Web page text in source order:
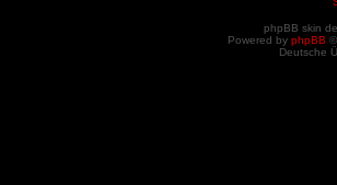
phpBB skin
Powered by phpBB
Deutsche